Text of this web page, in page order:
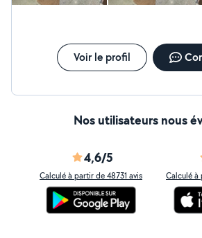
Voir le profil
Nos utilisateurs nous
4,6/5
Calculé à partir de 48731 avis Calculé à